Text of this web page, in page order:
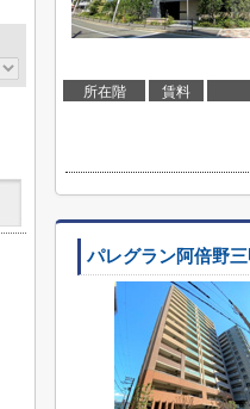
所在階 賃料
パレグラン阿倍野